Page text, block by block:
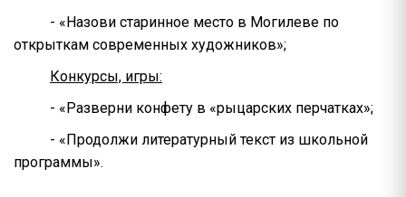
- «Назови старинное место в Могилеве по
открыткам современных художников»;
Конкурсы, игры:
- «Разверни конфету в «рыцарских перчатках»;
- «Продолжи литературный текст из школьной
программы».